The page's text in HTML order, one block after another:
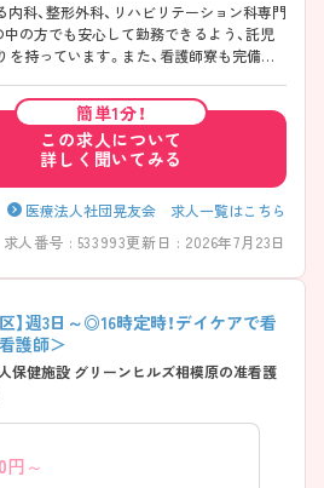
科、整形外科、リハビリテーション科専門
の方でも安心して勤務できるよう、託児
を持っています。また、看護師寮も完備し
に合わせた働き方が出来ます。 ご興味あ
ど、さらに詳細をお話しいたしますのでお
簡単1分！
この求人について
詳しく聞いてみる
医療法人社団晃友会 求人一覧はこちら
求人番号 : 533993更新日 : 2026年7月23日
】週3日～◎16時定時！デイケアで看
護師＞
保健施設 グリーンヒルズ相模原の准看護
円～